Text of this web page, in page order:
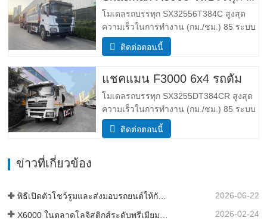
โมเดลรถบรรทุก SX32556T384C สูงสุด
ความเร็วในการทำงาน (กม./ชม.) 85 ระบบ
ขับเคลื่อน 6×4 ขนาด (ยาว*กว้าง*สูง)(มม.)
โดยรวม 8385*2490*3450 ร่างกายการถ่าย
(มม.) ล่าง8ข้าง6 ระบบยกไฮดรอลิค ยก
กลางหรือยกหน้า HYVA เข้าใกล้ /…
ติดต่อตอนนี้
แชคแมน F3000 6x4 รถดั้ม
โมเดลรถบรรทุก SX3255DT384CR สูงสุด
ความเร็วในการทำงาน (กม./ชม.) 85 ระบบ
ขับเคลื่อน 6×4 ขนาด (ยาว*กว้าง*สูง)(มม.)
โดยรวม 8385*2490*3450 ร่างกายการถ่าย
ติดต่อตอนนี้
ข่าวที่เกี่ยวข้อง
พิธีเปิดตัวโชว์รูมและส่งมอบรถยนต์ให้กับกองเรือในประเทศแทนซาเนีย 2026-06-22
2026-02-24